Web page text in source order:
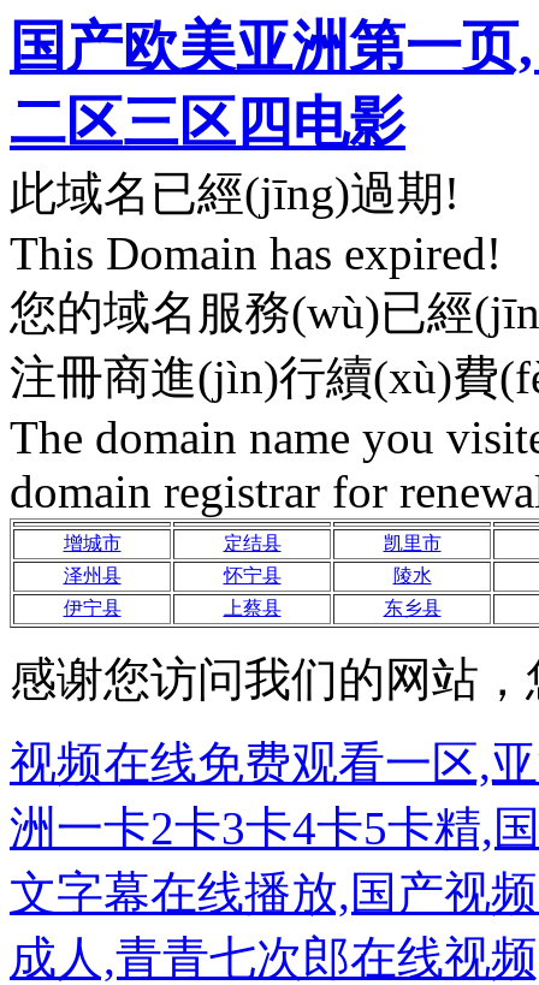
国产欧美亚洲第一
二区三区四电影
此域名已經(jīng)過期!
This Domain has expired!
您的域名服務(wù)已經
注冊商進(jìn)行續(xù)費
The domain name you
domain registrar for
增城市 定结县
凯里市
泽州县
怀宁县
陵水
伊宁县
上蔡县 东乡县
感谢您访问我们的网站
视频在线免费观看一区,
洲一卡2卡3卡4卡5卡精,
文字幕在线播放,国产视
成人,青青七次郎在线视